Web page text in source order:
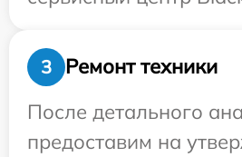
3
Ремонт техники
После детального
предоставим на